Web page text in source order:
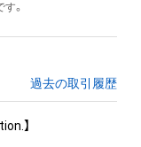
。
過去の取引履歴
】